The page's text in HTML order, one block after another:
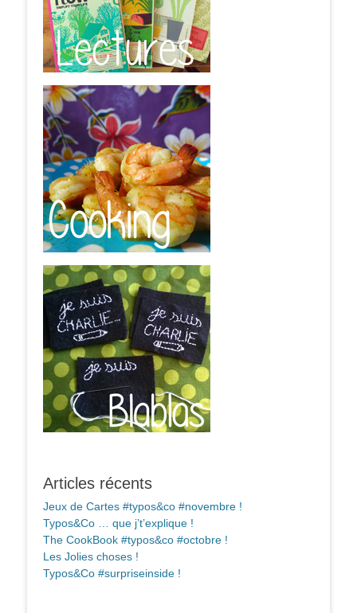
Articles récents
Jeux de Cartes #typos&co #novembre !
Typos&Co … que j’t’explique !
The CookBook #typos&co #octobre !
Les Jolies choses !
Typos&Co #surpriseinside !